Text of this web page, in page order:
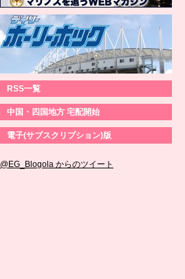
RSS一覧
中国・四国地方 宅配開始
電子(サブスクリプション)版
@EG_Blogola からのツイート